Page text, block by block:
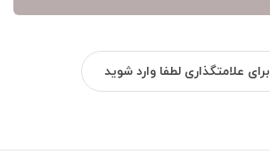
برای علامتگذاری لطفا وارد شوید